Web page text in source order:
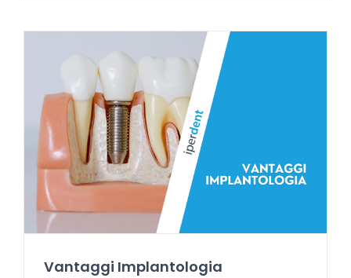
Vantaggi Implantologia